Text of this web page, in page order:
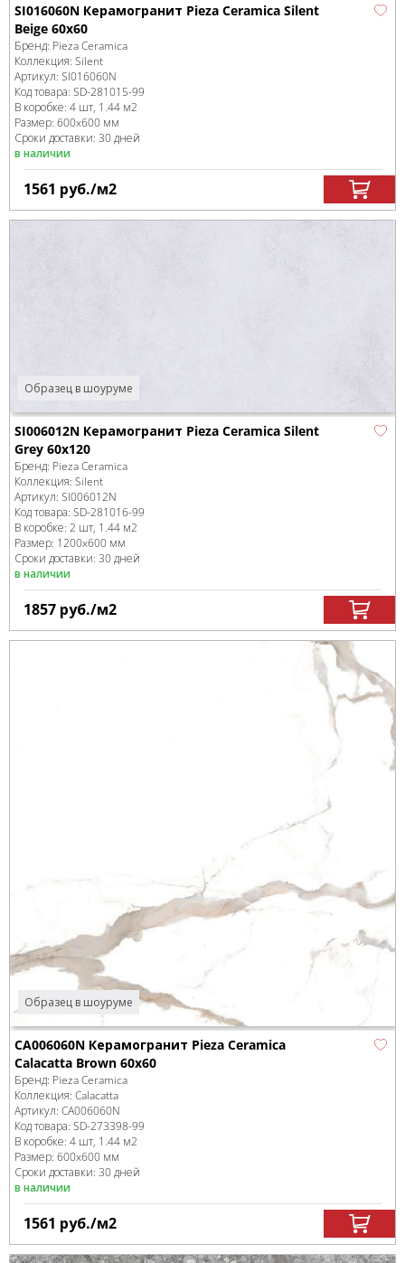
SI016060N Керамогранит Pieza Ceramica Silent
Beige 60х60
Бренд: Pieza Ceramica
Коллекция: Silent
Артикул: SI016060N
Код товара: SD-281015-99
В коробке: 4 шт, 1.44 м2
Размер: 600x600 мм
Сроки доставки: 30 дней
в наличии
1561 руб./м2
Образец в шоуруме
SI006012N Керамогранит Pieza Ceramica Silent
Grey 60х120
Бренд: Pieza Ceramica
Коллекция: Silent
Артикул: SI006012N
Код товара: SD-281016-99
В коробке: 2 шт, 1.44 м2
Размер: 1200x600 мм
Сроки доставки: 30 дней
в наличии
1857 руб./м2
Образец в шоуруме
CA006060N Керамогранит Pieza Ceramica
Calacatta Brown 60x60
Бренд: Pieza Ceramica
Коллекция: Calacatta
Артикул: CA006060N
Код товара: SD-273398-99
В коробке: 4 шт, 1.44 м2
Размер: 600x600 мм
Сроки доставки: 30 дней
в наличии
1561 руб./м2